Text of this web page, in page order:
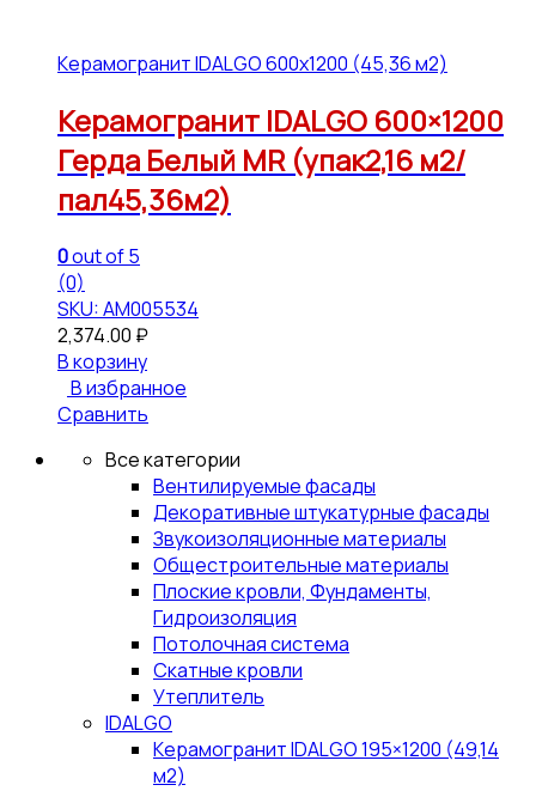
Керамогранит IDALGO 600x1200 (45,36 м2)
Керамогранит IDALGO 600×1200
Герда Белый МR (упак2,16 м2/
пал45,36м2)
0out of 5
(0)
SKU: АМ005534
2,374.00 ₽
В корзину
В избранное
Сравнить
Все категории
Вентилируемые фасады
Декоративные штукатурные фасады
Звукоизоляционные материалы
Общестроительные материалы
Плоские кровли, Фундаменты,
Гидроизоляция
Потолочная система
Скатные кровли
Утеплитель
IDALGO
Керамогранит IDALGO 195×1200 (49,14
м2)